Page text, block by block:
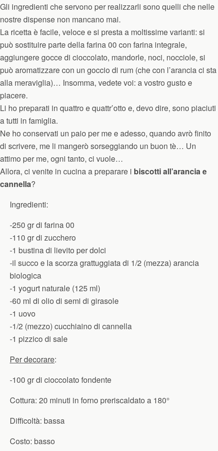
Gli ingredienti che servono per realizzarli sono quelli che nelle
nostre dispense non mancano mai.
La ricetta è facile, veloce e si presta a moltissime varianti: si
può sostituire parte della farina 00 con farina integrale,
aggiungere gocce di cioccolato, mandorle, noci, nocciole, si
può aromatizzare con un goccio di rum (che con l’arancia ci sta
alla meraviglia)… Insomma, vedete voi: a vostro gusto e
piacere.
Li ho preparati in quattro e quattr’otto e, devo dire, sono piaciuti
a tutti in famiglia.
Ne ho conservati un paio per me e adesso, quando avrò finito
di scrivere, me li mangerò sorseggiando un buon tè… Un
attimo per me, ogni tanto, ci vuole…
Allora, ci venite in cucina a preparare i biscotti all’arancia e
cannella?
Ingredienti:
-250 gr di farina 00
-110 gr di zucchero
-1 bustina di lievito per dolci
-il succo e la scorza grattuggiata di 1/2 (mezza) arancia
biologica
-1 yogurt naturale (125 ml)
-60 ml di olio di semi di girasole
-1 uovo
-1/2 (mezzo) cucchiaino di cannella
-1 pizzico di sale
Per decorare:
-100 gr di cioccolato fondente
Cottura: 20 minuti in forno preriscaldato a 180°
Difficoltà: bassa
Costo: basso